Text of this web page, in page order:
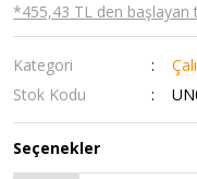
*455,43 TL den başlayan
Kategori
Stok Kodu
Seçenekler